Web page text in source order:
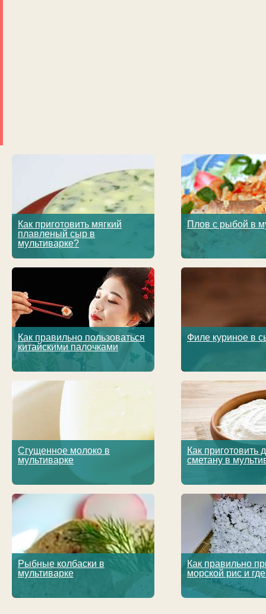
Как приготовить мягкий
плавленый сыр в
мультиварке?
Плов с рыбой в
Как правильно пользоваться
китайскими палочками
Филе куриное в
Сгущенное молоко в
мультиварке
Как
сметану в
Рыбные колбаски в
мультиварке
Как правильно
морской рис и